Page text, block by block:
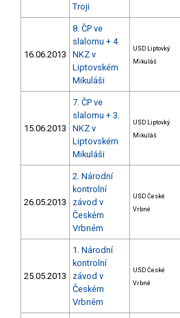
Troji
16.06.2013
8. ČP ve
slalomu + 4.
NKZ v
Liptovském
Mikuláši
USD Liptovký
Mikuláš
15.06.2013
7. ČP ve
slalomu + 3.
NKZ v
Liptovském
Mikuláši
USD Liptovký
Mikuláš
26.05.2013
2. Národní
kontrolní
závod v
Českém
Vrbném
USD České
Vrbné
25.05.2013
1. Národní
kontrolní
závod v
Českém
Vrbném
USD České
Vrbné